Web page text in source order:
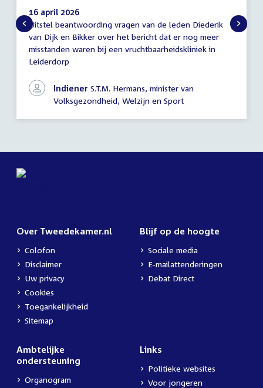
Mededeling
(uitstel
antwoord)
16 april 2026
Uitstel beantwoording vragen van de leden Diederik
van Dijk en Bikker over het bericht dat er nog meer
misstanden waren bij een vruchtbaarheidskliniek in
Leiderdorp
Indiener S.T.M. Hermans, minister van
Volksgezondheid, Welzijn en Sport
Over Tweedekamer.nl
Colofon
Disclaimer
Uw privacy
Cookies
Toegankelijkheid
Sitemap
Blijf op de hoogte
Sociale media
E-mailattenderingen
Debat Direct
Ambtelijke
ondersteuning
Organogram
Links
Politieke websites
Voor jongeren